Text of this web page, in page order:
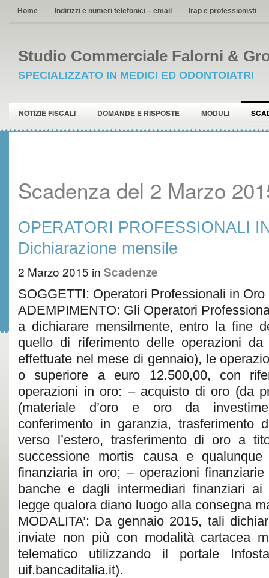
Home Indirizzi e numeri telefonici – email Irap e professionisti
Studio Commerciale Falorni &
SPECIALIZZATO IN MEDICI ED ODONTOIATRI
NOTIZIE FISCALI DOMANDE E RISPOSTE MODULI
Scadenza del 2 Marzo
OPERATORI PROFESSIONALI
Dichiarazione mensile
2 Marzo 2015 in Scadenze
SOGGETTI: Operatori Professionali in Oro
ADEMPIMENTO: Gli Operatori
a dichiarare mensilmente, entro la fine
quello di riferimento delle operazioni da
effettuate nel mese di gennaio), le
o superiore a euro 12.500,00, con
operazioni in oro: – acquisto di oro (da
(materiale d’oro e oro da
conferimento in garanzia,
verso l’estero, trasferimento di oro a
successione mortis causa e
finanziaria in oro; – operazioni
banche e dagli intermediari finanziari ai
legge qualora diano luogo alla consegna
MODALITA’: Da gennaio 2015, tali
inviate non più con modalità cartacea
telematico utilizzando il portale
uif.bancaditalia.it).